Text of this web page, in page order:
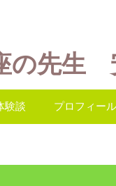
の先生
験談 プロフィール